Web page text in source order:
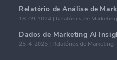
18-09-2024 | Relatórios de Marketing
25-4-2025 | Relatórios de Marketing